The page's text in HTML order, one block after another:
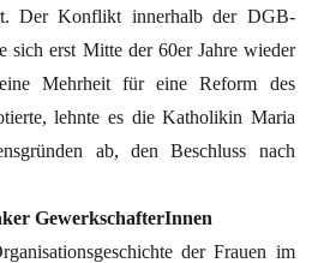
Der Konflikt innerhalb der DGB-
sich erst Mitte der 60er Jahre wieder
Mehrheit für eine Reform des
lehnte es die Katholikin Maria
ab, den Beschluss nach
GewerkschafterInnen
der Frauen im